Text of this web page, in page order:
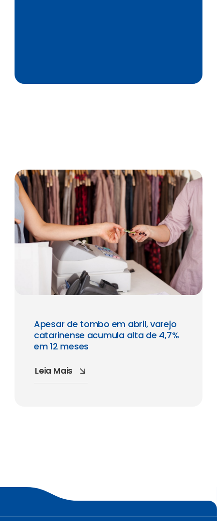
Apesar de tombo em abril, varejo
catarinense acumula alta de 4,7%
em 12 meses
Leia Mais